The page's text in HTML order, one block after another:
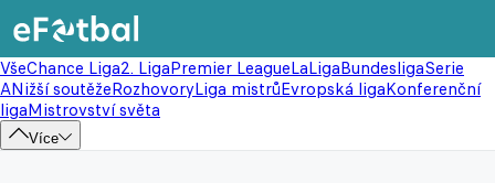
VšeChance Liga2. LigaPremier LeagueLaLigaBundesligaSerie
ANižší soutěžeRozhovoryLiga mistrůEvropská ligaKonferenční
ligaMistrovství světa
Více